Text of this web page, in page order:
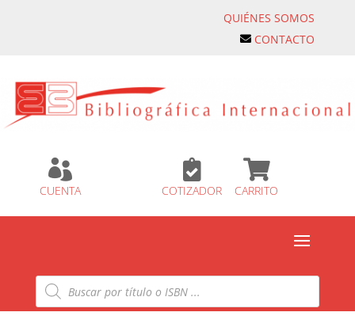
QUIÉNES SOMOS
CONTACTO

CUENTA

COTIZADOR

CARRITO
Búsqueda
de
productos